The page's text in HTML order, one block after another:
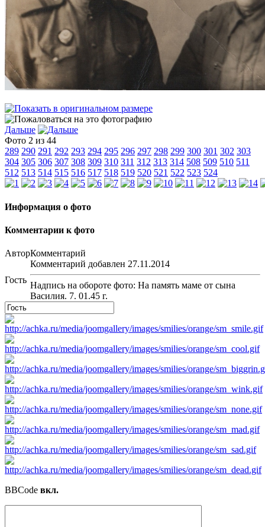
Дальше
Фото 2 из 44
289 290 291 292 293 294 295 296 297 298 299 300 301 302 303
304 305 306 307 308 309 310 311 312 313 314 508 509 510 511
512 513 514 515 516 517 518 519 520 521 522 523 524
Информация о фото
Комментарии к фото
АвторКомментарий
Гость
Комментарий добавлен 27.11.2014
Надпись на обороте фото: На память маме от сына
Василия. 7. 01.45 г.
BBCode вкл.